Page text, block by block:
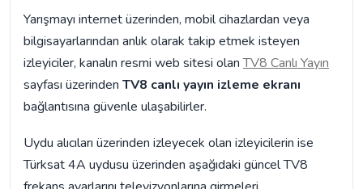
Yarışmayı internet üzerinden, mobil cihazlardan veya
bilgisayarlarından anlık olarak takip etmek isteyen
izleyiciler, kanalın resmi web sitesi olanTV8 Canlı Yayın
sayfası üzerinden TV8 canlı yayın izleme ekranı
bağlantısına güvenle ulaşabilirler.
Uydu alıcıları üzerinden izleyecek olan izleyicilerin ise
Türksat 4A uydusu üzerinden aşağıdaki güncel TV8